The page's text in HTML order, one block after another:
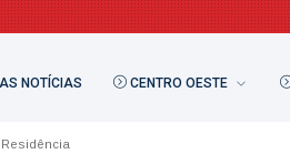
NOTÍCIAS CENTRO OESTE